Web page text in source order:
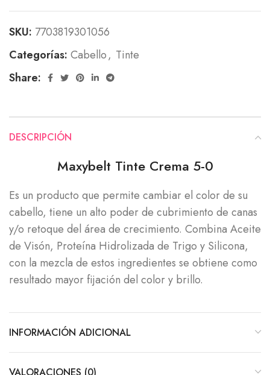
SKU: 7703819301056
Categorías: Cabello, Tinte
Share:
DESCRIPCIÓN
Maxybelt Tinte Crema 5-0
Es un producto que permite cambiar el color de su
cabello, tiene un alto poder de cubrimiento de canas
y/o retoque del área de crecimiento. Combina Aceite
de Visón, Proteína Hidrolizada de Trigo y Silicona,
con la mezcla de estos ingredientes se obtiene como
resultado mayor fijación del color y brillo.
INFORMACIÓN ADICIONAL